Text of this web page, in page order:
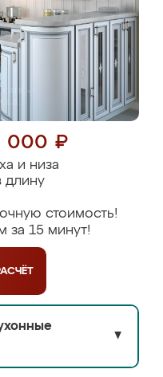
000 ₽
и низа
длину
стоимость!
за 15 минут!
▼